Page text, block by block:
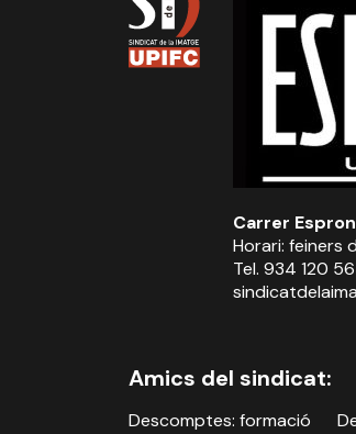
Carrer
Horari: feiners
Tel. 934 120
Amics del sindicat:
Descomptes: formació